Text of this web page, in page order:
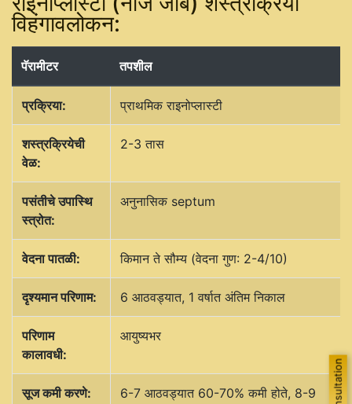
विहंगावलोकन:
पॅरामीटर तपशील
प्रक्रिया: प्राथमिक राइनोप्लास्टी
शस्त्रक्रियेची
वेळ:
2-3 तास
पसंतीचे उपास्थि
स्त्रोत:
अनुनासिक septum
वेदना पातळी: किमान ते सौम्य (वेदना गुण: 2-4/10)
दृश्यमान परिणाम: 6 आठवड्यात, 1 वर्षात अंतिम निकाल
परिणाम
कालावधी:
आयुष्यभर
सूज कमी करणे:
6-7 आठवड्यात 60-70% कमी होते, 8-9